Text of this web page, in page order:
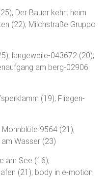
Der Bauer kehrt heim
(22); Milchstraße Gruppo
langeweile-043672 (20);
am berg-02906
(19); Fliegen-
9564 (21);
Wasser (23)
am See (16);
(21); body in e-motion